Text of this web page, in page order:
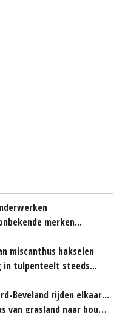
merken...
miscanthus hakselen
in tulpenteelt steeds...
Beveland rijden elkaar...
Bemest op z'n Best verlegt focus van grasland naar bouwland